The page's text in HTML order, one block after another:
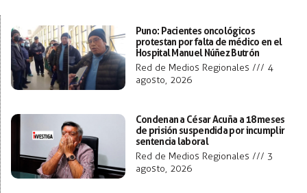
Puno: Pacientes oncológicos
protestan por falta de médico en el
Hospital Manuel Núñez Butrón
Red de Medios Regionales
4
agosto, 2026
Condenan a César Acuña a 18 meses
de prisión suspendida por incumplir
sentencia laboral
Red de Medios Regionales
3
agosto, 2026